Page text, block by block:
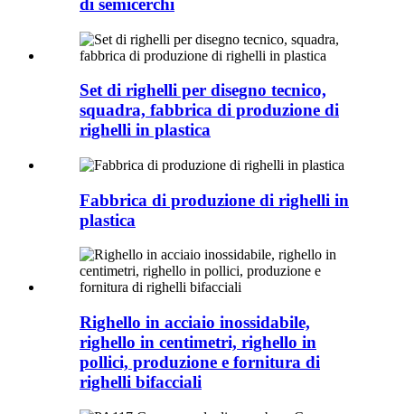
di semicerchi
Set di righelli per disegno tecnico,
squadra, fabbrica di produzione di
righelli in plastica
Fabbrica di produzione di righelli in
plastica
Righello in acciaio inossidabile,
righello in centimetri, righello in
pollici, produzione e fornitura di
righelli bifacciali